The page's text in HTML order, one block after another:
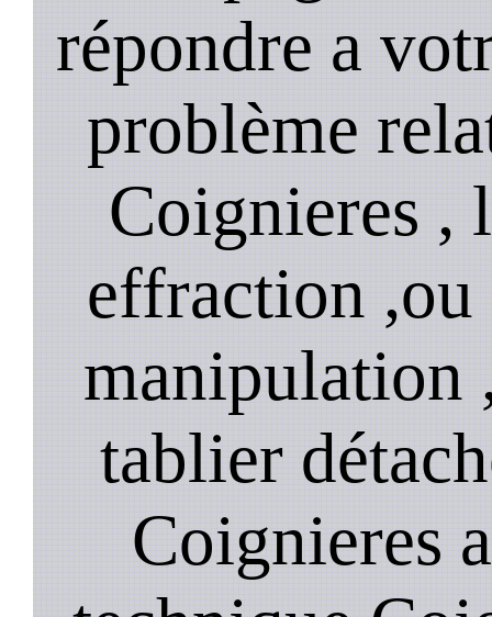
répondre a
problème
Coignieres ,
effraction ,ou
manipulation
tablier
Coignieres